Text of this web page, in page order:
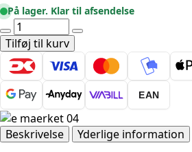
pris
315kr..
pris
er:
252kr..
På lager. Klar til afsendelse
Dørmåtte
Gummi
-
Kokos
-
Welcome
45x75
antal
Tilføj til kurv
EAN
Beskrivelse
Yderlige information